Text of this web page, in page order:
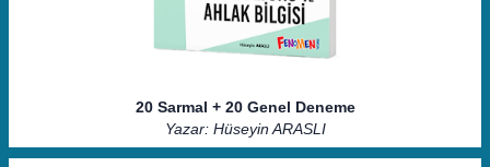
20 Sarmal + 20 Genel Deneme
Yazar: Hüseyin ARASLI